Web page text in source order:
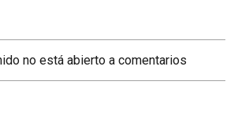
no está abierto a comentarios